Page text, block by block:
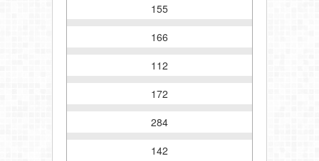
155
166
112
172
284
142